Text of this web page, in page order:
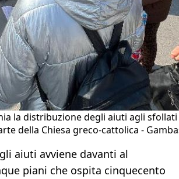
la distribuzione degli aiuti agli
della Chiesa greco-cattolica -
aiuti avviene davanti al
piani che ospita cinquecento